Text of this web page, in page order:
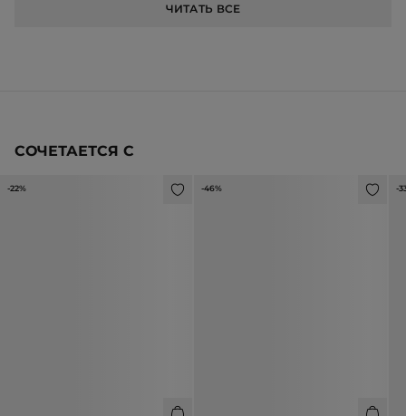
ЧИТАТЬ ВСЕ
СОЧЕТАЕТСЯ С
-22% -46% -